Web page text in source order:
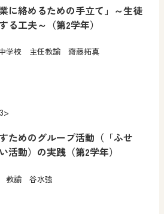
に絡めるための手立て」～生徒
る工夫～（第2学年）
学校 主任教諭 齋藤拓真
ためのグループ活動（「ふせ
活動）の実践（第2学年）
教諭 谷水強